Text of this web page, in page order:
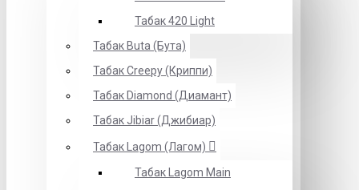
Табак 420 Light
Табак Buta (Бута)
Табак Creepy (Криппи)
Табак Diamond (Диамант)
Табак Jibiar (Джибиар)
Табак Lagom (Лагом)
Табак Lagom Main